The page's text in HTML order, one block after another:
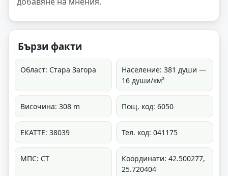
Бързи факти
Област: Стара Загора
Население: 381 души —
16 души/км²
Височина: 308 m Пощ. код: 6050
ЕКАТТЕ: 38039 Тел. код: 041175
МПС: СТ
Координати: 42.500277,
25.720404